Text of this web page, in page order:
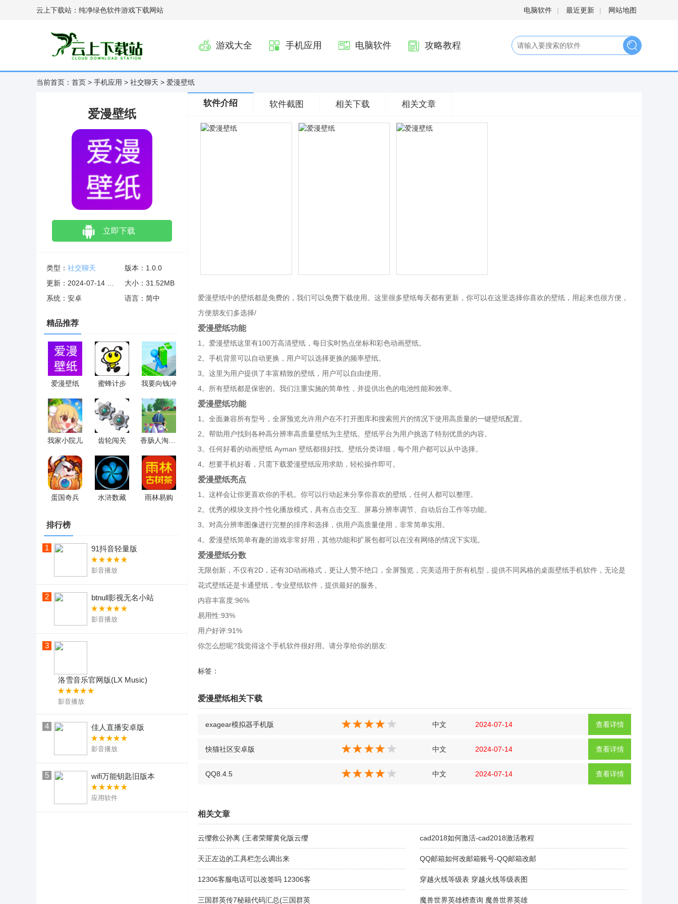
云上下载站：纯净绿色软件游戏下载网站 电脑软件 | 最近更新 | 网站地图
游戏大全 手机应用 电脑软件 攻略教程
当前首页： 首页 > 手机应用 > 社交聊天 > 爱漫壁纸
爱漫壁纸
立即下载
类型： 社交聊天
版本：1.0.0
大小：31.52MB
系统：安卓
语言：简中
精品推荐
爱漫壁纸 蜜蜂计步 我要向钱冲
我家小院儿 齿轮闯关
蛋国奇兵 水浒数藏 雨林易购
排行榜
1 91抖音轻量版
影音播放
2 btnull影视无名小站
影音播放
3
洛雪音乐官网版(LX Music)
影音播放
4 佳人直播安卓版
影音播放
5 wifi万能钥匙旧版本
应用软件
软件介绍 软件截图 相关下载 相关文章
爱漫壁纸中的壁纸都是免费的，我们可以免费下载使用。这里很多壁纸每天都有更新，你可以在这里选择你喜欢的壁纸，用起来也很方便，
方便朋友们多选择/
爱漫壁纸功能
1。爱漫壁纸这里有100万高清壁纸，每日实时热点坐标和彩色动画壁纸。
2。手机背景可以自动更换，用户可以选择更换的频率壁纸。
3。这里为用户提供了丰富精致的壁纸，用户可以自由使用。
4。所有壁纸都是保密的。我们注重实施的简单性，并提供出色的电池性能和效率。
爱漫壁纸功能
1。全面兼容所有型号，全屏预览允许用户在不打开图库和搜索照片的情况下使用高质量的一键壁纸配置。
2。帮助用户找到各种高分辨率高质量壁纸为主壁纸。壁纸平台为用户挑选了特别优质的内容。
3。任何好看的动画壁纸 Ayman 壁纸都很好找。壁纸分类详细，每个用户都可以从中选择。
4。想要手机好看，只需下载爱漫壁纸应用求助，轻松操作即可。
爱漫壁纸亮点
1。这样会让你更喜欢你的手机。你可以行动起来分享你喜欢的壁纸，任何人都可以整理。
2。优秀的模块支持个性化播放模式，具有点击交互、屏幕分辨率调节、自动后台工作等功能。
3。对高分辨率图像进行完整的排序和选择，供用户高质量使用，非常简单实用。
4。爱漫壁纸简单有趣的游戏非常好用，其他功能和扩展包都可以在没有网络的情况下实现。
爱漫壁纸分数
无限创新，不仅有2D，还有3D动画格式，更让人赞不绝口，全屏预览，完美适用于所有机型，提供不同风格的桌面壁纸手机软件，无论是
花式壁纸还是卡通壁纸，专业壁纸软件，提供最好的服务。
内容丰富度:96%
易用性:93%
用户好评:91%
你怎么想呢?我觉得这个手机软件很好用。请分享给你的朋友:
标签：
爱漫壁纸相关下载
查看详情
exagear模拟器手机版 中文 2024-07-14
查看详情
快猫社区安卓版 中文 2024-07-14
查看详情
QQ8.4.5 中文 2024-07-14
相关文章
云缨救公孙离 (王者荣耀黄化版云缨 cad2018如何激活-cad2018激活教程
天正左边的工具栏怎么调出来 QQ邮箱如何改邮箱账号-QQ邮箱改邮
12306客服电话可以改签吗 12306客 穿越火线等级表 穿越火线等级表图
三国群英传7秘籍代码汇总(三国群英 魔兽世界英雄榜查询 魔兽世界英雄